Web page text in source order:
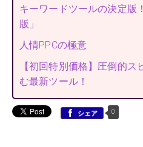
キーワードツールの決定版
版」
人情PPCの極意
【初回特別価格】圧倒的
む最新ツール！
シェア 0